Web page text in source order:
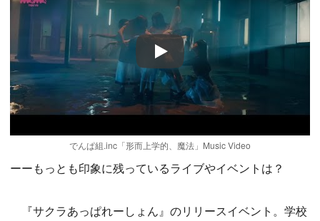
Play
でんぱ組.inc「形而上学的、魔法」Music Video
ーーもっとも印象に残っているライブやイベントは？
『サクラあっぱれーしょん』のリリースイベント。学校